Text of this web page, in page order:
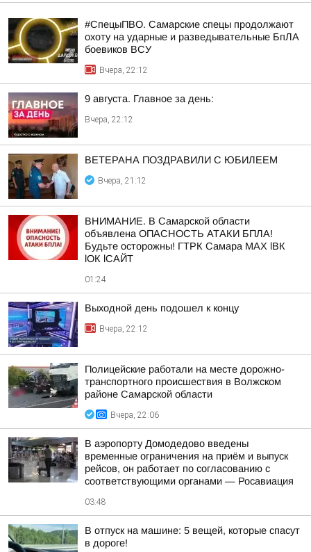
#СпецыПВО. Самарские спецы продолжают
охоту на ударные и разведывательные БпЛА
боевиков ВСУ
Вчера, 22:12
9 августа. Главное за день:
Вчера, 22:12
ВЕТЕРАНА ПОЗДРАВИЛИ С ЮБИЛЕЕМ
Вчера, 21:12
ВНИМАНИЕ. В Самарской области
объявлена ОПАСНОСТЬ АТАКИ БПЛА!
Будьте осторожны! ГТРК Самара MAX lВК
lОК lСАЙТ
01:24
Выходной день подошел к концу
Вчера, 22:12
Полицейские работали на месте дорожно-
транспортного происшествия в Волжском
районе Самарской области
Вчера, 22:06
В аэропорту Домодедово введены
временные ограничения на приём и выпуск
рейсов, он работает по согласованию с
соответствующими органами — Росавиация
03:48
В отпуск на машине: 5 вещей, которые спасут
в дороге!